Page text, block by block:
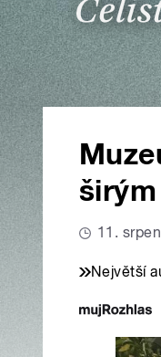
11.
Největší